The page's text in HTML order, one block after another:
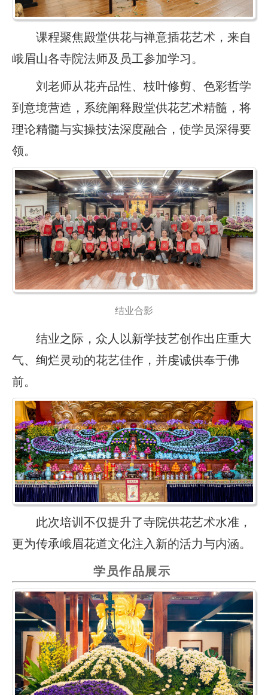
课程聚焦殿堂供花与禅意插花艺术，来自
峨眉山各寺院法师及员工参加学习。
刘老师从花卉品性、枝叶修剪、色彩哲学
到意境营造，系统阐释殿堂供花艺术精髓，将
理论精髓与实操技法深度融合，使学员深得要
领。
结业合影
结业之际，众人以新学技艺创作出庄重大
气、绚烂灵动的花艺佳作，并虔诚供奉于佛
前。
此次培训不仅提升了寺院供花艺术水准，
更为传承峨眉花道文化注入新的活力与内涵。
学员作品展示